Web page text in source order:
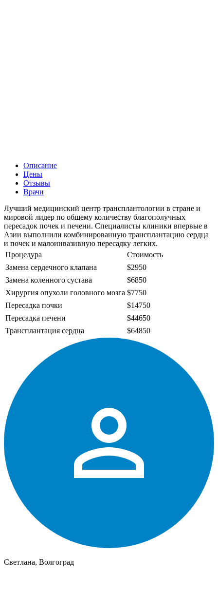
Описание
Цены
Отзывы
Врачи
Лучший медицинский центр трансплантологии в стране и
мировой лидер по общему количеству благополучных
пересадок почек и печени. Специалисты клиники впервые в
Азии выполнили комбинированную трансплантацию сердца
и почек и малоинвазивную пересадку легких.
Процедура
Стоимость
Замена сердечного клапана
$2950
Замена коленного сустава
$6850
Хирургия опухоли головного мозга $7750
Пересадка почки
$14750
Пересадка печени
$44650
Трансплантация сердца
$64850
Светлана, Волгоград